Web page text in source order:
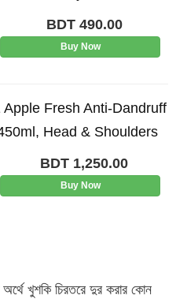
BDT490.00
Buy Now
Fresh Anti-Dandruff
Head & Shoulders
BDT 1,250.00
Buy Now
খুশকি চিরতরে দুর করার কোন